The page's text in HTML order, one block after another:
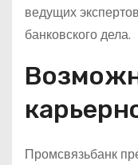
ведущих
банковского дела.
Промсвязьбанк